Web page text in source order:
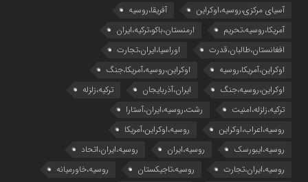
آسیای مرکزی،روسیه،اوکراین
آفریقا،روسیه
آمریکا،روسیه،تحریم
ارمنستان،باکو،ترکیه،ایران
افغانستان،طالبان،قدرت
اوراسیا،ایران،تجارت
اوکراین،آمریکا،روسیه
اوکراین،روسیه،آمریکا،جنگ
اوکراین،روسیه،جنگ
ایران،آذربایجان
ترکیه،زلزله
ترکیه،زلزله،امنیت
رشت،روسیه،ایران،آستارا
روسیه،اعراب،اوکراین
روسیه،اوکراین،آمریکا
روسیه،ایبورسک
روسیه،ایران
روسیه،ایران،اتحاد
روسیه،ایران،تجارت
روسیه،تاجیکستان
روسیه،خاورمیانه